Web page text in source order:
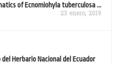
of Ecnomiohyla tuberculosa ...
23 enero, 2019
Herbario Nacional del Ecuador